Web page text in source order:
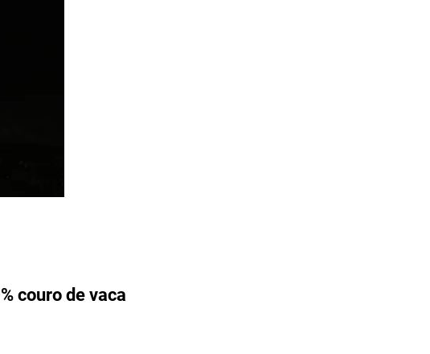
couro de vaca